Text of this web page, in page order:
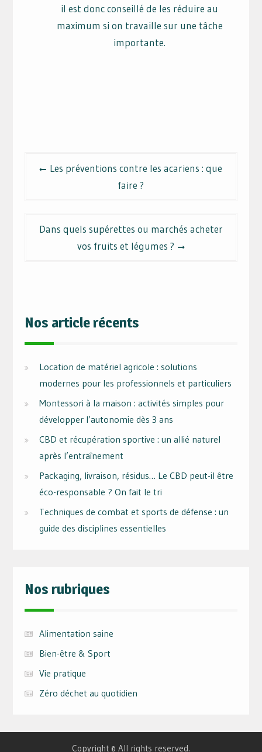
il est donc conseillé de les réduire au
maximum si on travaille sur une tâche
importante.
Les préventions contre les acariens : que
faire ?
Dans quels supérettes ou marchés acheter
vos fruits et légumes ?
Nos article récents
Location de matériel agricole : solutions
modernes pour les professionnels et particuliers
Montessori à la maison : activités simples pour
développer l’autonomie dès 3 ans
CBD et récupération sportive : un allié naturel
après l’entraînement
Packaging, livraison, résidus… Le CBD peut-il être
éco-responsable ? On fait le tri
Techniques de combat et sports de défense : un
guide des disciplines essentielles
Nos rubriques
Alimentation saine
Bien-être & Sport
Vie pratique
Zéro déchet au quotidien
Copyright © All rights reserved.